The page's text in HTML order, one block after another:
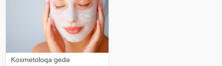
Kosmetoloqa gedə